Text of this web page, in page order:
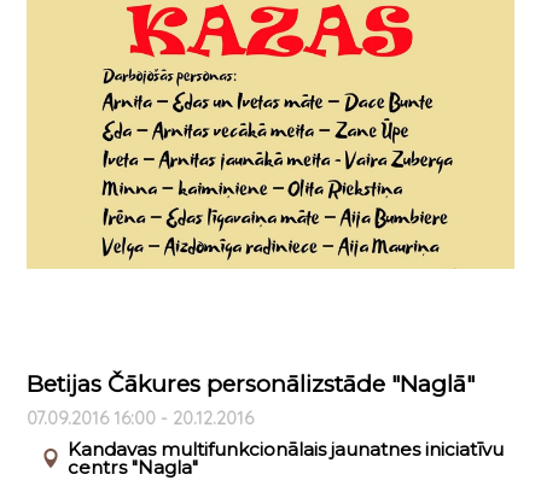
Betijas Čākures personālizstāde "Naglā"
07.09.2016 16:00 - 20.12.2016
Kandavas multifunkcionālais jaunatnes iniciatīvu
centrs "Nagla"